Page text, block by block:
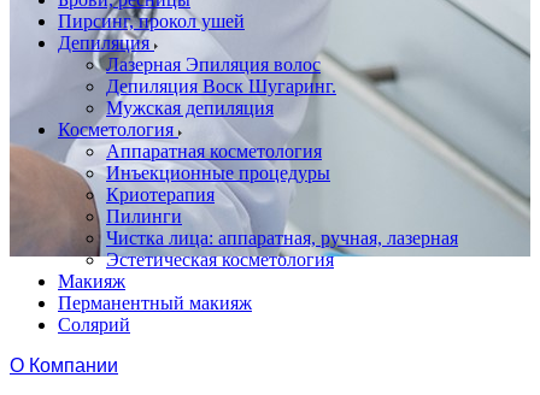
Пирсинг, прокол ушей
Депиляция
Лазерная Эпиляция волос
Депиляция Воск Шугаринг.
Мужская депиляция
Косметология
Аппаратная косметология
Инъекционные процедуры
Криотерапия
Пилинги
Чистка лица: аппаратная, ручная, лазерная
Эстетическая косметология
Макияж
Перманентный макияж
Солярий
О Компании